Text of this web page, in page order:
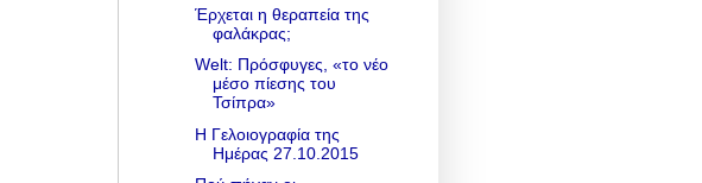
Έρχεται η θεραπεία της
φαλάκρας;
Welt: Πρόσφυγες, «το νέο
μέσο πίεσης του
Τσίπρα»
Η Γελοιογραφία της
Ημέρας 27.10.2015